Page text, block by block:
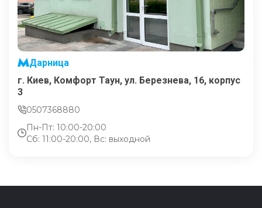
Дарница
г. Киев, Комфорт Таун, ул. Березнева, 16, корпус
3
0507368880
Пн-Пт: 10:00-20:00
Сб: 11:00-20:00, Вс: выходной